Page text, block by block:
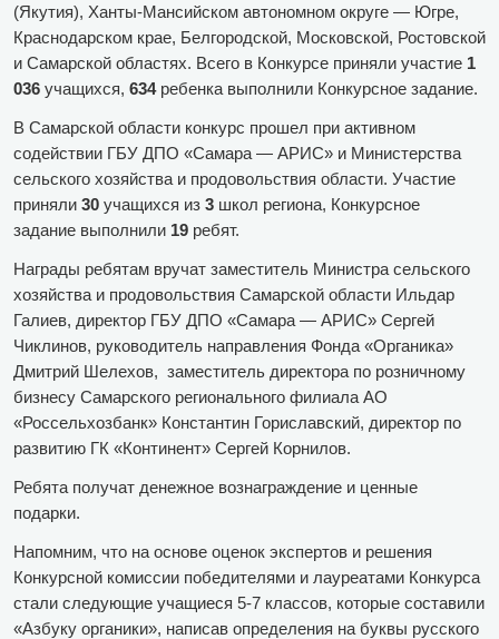
(Якутия), Ханты-Мансийском автономном округе — Югре,
Краснодарском крае, Белгородской, Московской, Ростовской
и Самарской областях. Всего в Конкурсе приняли участие 1
036 учащихся, 634ребенка выполнили Конкурсное задание.
В Самарской области конкурс прошел при активном
содействии ГБУ ДПО «Самара — АРИС» и Министерства
сельского хозяйства и продовольствия области. Участие
приняли 30 учащихся из 3 школ региона, Конкурсное
задание выполнили 19 ребят.
Награды ребятам вручат заместитель Министра сельского
хозяйства и продовольствия Самарской области Ильдар
Галиев, директор ГБУ ДПО «Самара — АРИС» Сергей
Чиклинов, руководитель направления Фонда «Органика»
Дмитрий Шелехов, заместитель директора по розничному
бизнесу Самарского регионального филиала АО
«Россельхозбанк» Константин Гориславский, директор по
развитию ГК «Континент» Сергей Корнилов.
Ребята получат денежное вознаграждение и ценные
подарки.
Напомним, что на основе оценок экспертов и решения
Конкурсной комиссии победителями и лауреатами Конкурса
стали следующие учащиеся 5-7 классов, которые составили
«Азбуку органики», написав определения на буквы русского